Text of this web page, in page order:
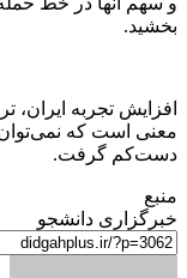
بخشید.
افزایش تجربه ایران،
دست‌کم گرفت.
منبع
خبرگزاری دانشجو